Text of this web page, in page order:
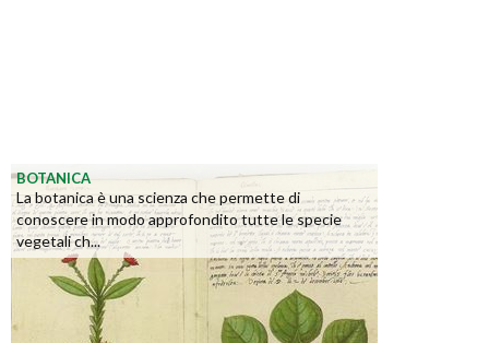
BOTANICA
La botanica è una scienza che permette di
conoscere in modo approfondito tutte le specie
vegetali ch...